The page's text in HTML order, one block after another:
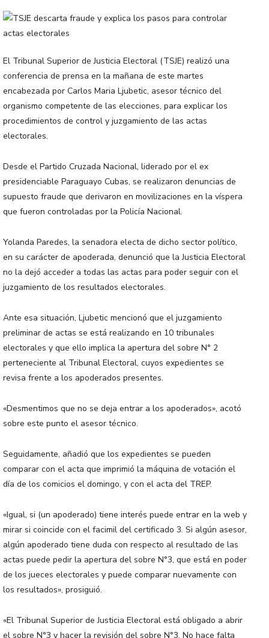
El Tribunal Superior de Justicia Electoral (TSJE) realizó una
conferencia de prensa en la mañana de este martes
encabezada por Carlos Maria Ljubetic, asesor técnico del
organismo competente de las elecciones, para explicar los
procedimientos de control y juzgamiento de las actas
electorales.
Desde el Partido Cruzada Nacional, liderado por el ex
presidenciable Paraguayo Cubas, se realizaron denuncias de
supuesto fraude que derivaron en movilizaciones en la víspera
que fueron controladas por la Policía Nacional.
Yolanda Paredes, la senadora electa de dicho sector político,
en su carácter de apoderada, denunció que la Justicia Electoral
no la dejó acceder a todas las actas para poder seguir con el
juzgamiento de los resultados electorales.
Ante esa situación, Ljubetic mencionó que el juzgamiento
preliminar de actas se está realizando en 10 tribunales
electorales y que ello implica la apertura del sobre N° 2
perteneciente al Tribunal Electoral, cuyos expedientes se
revisa frente a los apoderados presentes.
«Desmentimos que no se deja entrar a los apoderados», acotó
sobre este punto el asesor técnico.
Seguidamente, añadió que los expedientes se pueden
comparar con el acta que imprimió la máquina de votación el
día de los comicios el domingo, y con el acta del TREP.
«Igual, si (un apoderado) tiene interés puede entrar en la web y
mirar si coincide con el facimil del certificado 3. Si algún asesor,
algún apoderado tiene duda con respecto al resultado de las
actas puede pedir la apertura del sobre N°3, que está en poder
de los jueces electorales y puede comparar nuevamente con
los resultados», prosiguió.
«El Tribunal Superior de Justicia Electoral está obligado a abrir
el sobre N°3 y hacer la revisión del sobre N°3. No hace falta